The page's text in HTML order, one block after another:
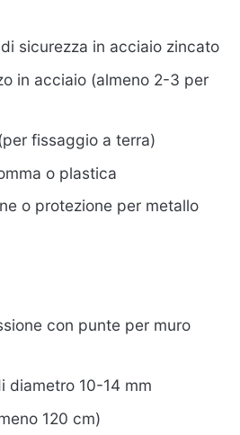
sicurezza in acciaio zincato
in acciaio (almeno 2-3 per
fissaggio a terra)
o plastica
o protezione per metallo
con punte per muro
diametro 10-14 mm
120 cm)